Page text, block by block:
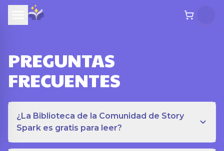
PREGUNTAS
FRECUENTES
¿La Biblioteca de la Comunidad de Story
Spark es gratis para leer?